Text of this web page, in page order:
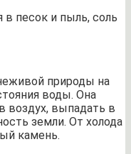
песок и пыль, соль
природы на
воды. Она
воздух, выпадать в
земли. От холода
камень.